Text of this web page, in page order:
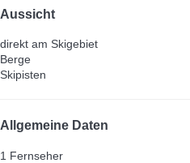
Aussicht
direkt am Skigebiet
Berge
Skipisten
Allgemeine Daten
1 Fernseher